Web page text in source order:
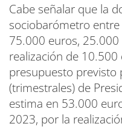
Cabe señalar que la
sociobarómetro
75.000 euros,
realización de
presupuesto previsto
(trimestrales) de
estima en 53.000
2023, por la